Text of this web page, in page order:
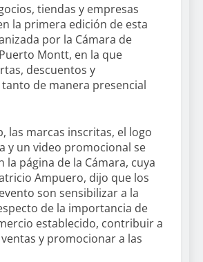
tiendas y empresas
la primera edición de esta
por la Cámara de
Montt, en la que
descuentos y
de manera presencial
las marcas inscritas, el logo
y un video promocional se
la página de la Cámara, cuya
Ampuero, dijo que los
son sensibilizar a la
de la importancia de
establecido, contribuir a
y promocionar a las